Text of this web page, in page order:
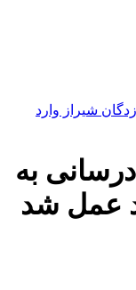
شیراز وارد
به
شد